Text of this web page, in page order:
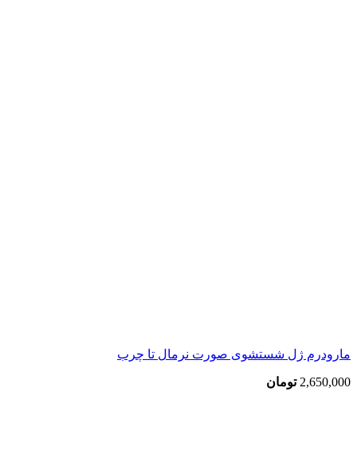
مارودرم ژل شستشوی صورت نرمال تا چرب
2,650,000 تومان